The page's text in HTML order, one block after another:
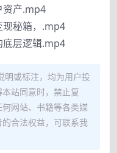
资产.mp4
现秘箱，.mp4
底层逻辑.mp4
明或标注，均为用户投
站同意时，禁止复
网站、书籍等各类媒
合法权益，可联系我